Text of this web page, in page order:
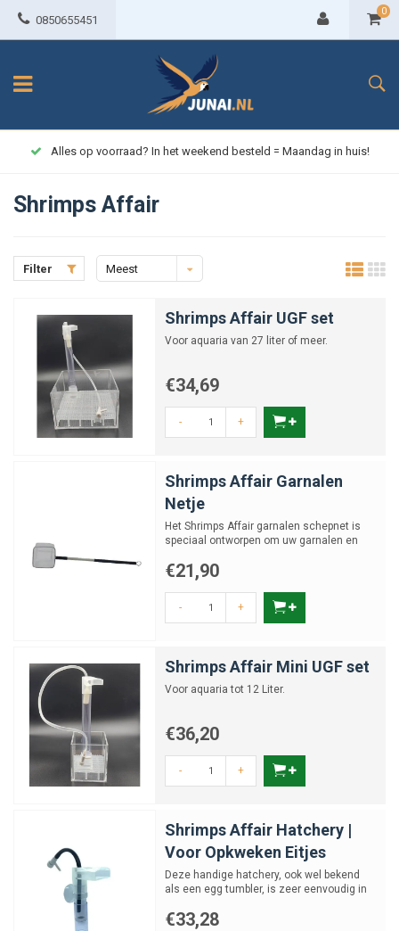
0850655451
0
Alles op voorraad? In het weekend besteld = Maandag in huis!
Shrimps Affair
Filter
Meest
Shrimps Affair UGF set
Voor aquaria van 27 liter of meer.
€34,69
- +
Shrimps Affair Garnalen
Netje
Het Shrimps Affair garnalen schepnet is
speciaal ontworpen om uw garnalen en
€21,90
- +
Shrimps Affair Mini UGF set
Voor aquaria tot 12 Liter.
€36,20
- +
Shrimps Affair Hatchery |
Voor Opkweken Eitjes
Deze handige hatchery, ook wel bekend
als een egg tumbler, is zeer eenvoudig in
€33,28